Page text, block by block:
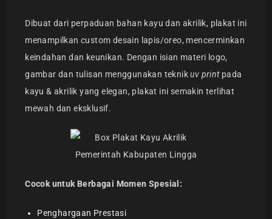
Dibuat dari perpaduan bahan kayu dan akrilik, plakat ini
menampilkan custom desain lapis/oreo, mencerminkan
keindahan dan keunikan. Dengan isian materi logo,
gambar dan tulisan menggunakan teknikuv print pada
kayu & akrilik yang elegan, plakat ini semakin terlihat
mewah dan eksklusif.
Cocok untuk Berbagai Momen Spesial:
Penghargaan Prestasi